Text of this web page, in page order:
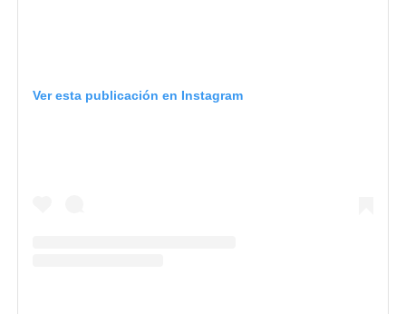
Ver esta publicación en Instagram